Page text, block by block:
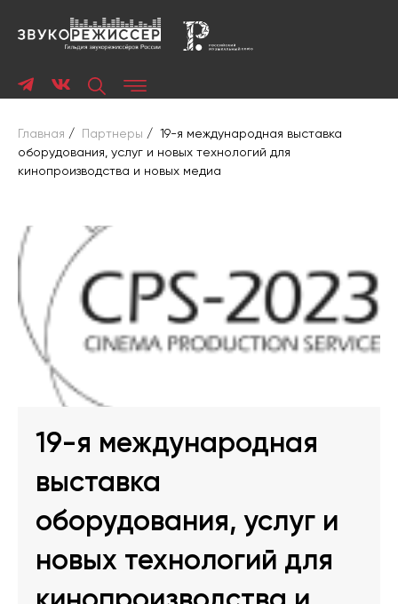
Главная / Партнеры /
19-я международная выставка
оборудования, услуг и новых технологий для
кинопроизводства и новых медиа
19-я международная
выставка
оборудования, услуг и
новых технологий для